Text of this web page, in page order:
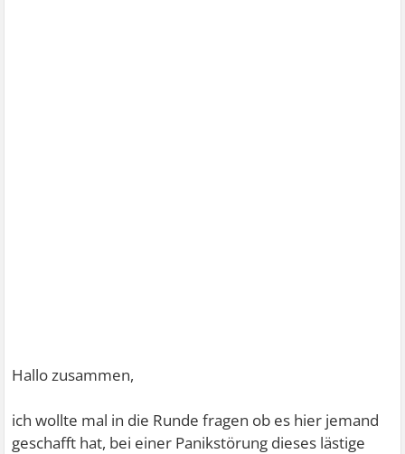
Hallo zusammen,
ich wollte mal in die Runde fragen ob es hier jemand
geschafft hat, bei einer Panikstörung dieses lästige